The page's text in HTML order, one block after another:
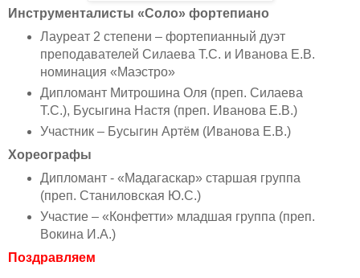
Инструменталисты «Соло» фортепиано
Лауреат 2 степени – фортепианный дуэт
преподавателей Силаева Т.С. и Иванова Е.В.
номинация «Маэстро»
Дипломант Митрошина Оля (преп. Силаева
Т.С.), Бусыгина Настя (преп. Иванова Е.В.)
Участник – Бусыгин Артём (Иванова Е.В.)
Хореографы
Дипломант - «Мадагаскар» старшая группа
(преп. Станиловская Ю.С.)
Участие – «Конфетти» младшая группа (преп.
Вокина И.А.)
Поздравляем